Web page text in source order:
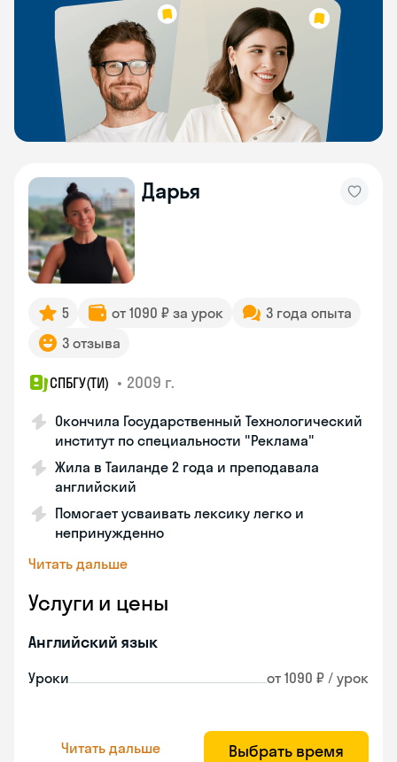
Дарья
5 от 1090 ₽ за урок
3 года опыта
3 отзыва
СПБГУ(ТИ) • 2009 г.
Окончила Государственный Технологический
институт по специальности "Реклама"
Жила в Таиланде 2 года и преподавала
английский
Помогает усваивать лексику легко и
непринужденно
Читать дальше
Услуги и цены
Английский язык
Уроки от 1090 ₽ / урок
Читать дальше Выбрать время